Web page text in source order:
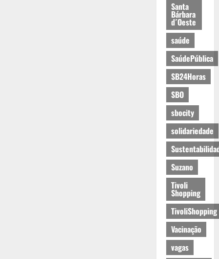
Santa
Bárbara
d´Oeste
saúde
SaúdePública
SB24Horas
SBO
sbocity
solidariedade
Suzano
Tivoli
Shopping
TivoliShopping
Vacinação
vagas